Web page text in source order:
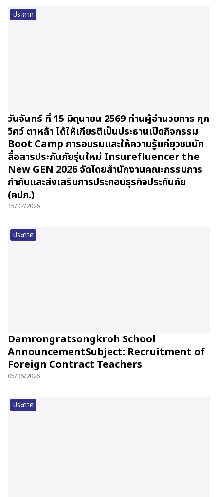
ประกาศ
วันจันทร์ ที่ 15 มิถุนายน 2569 ท่านผู้อำนวยการ ศุภ
วิศว์ ตาหล้า ได้ให้เกียรติเป็นประธานเปิดกิจกรรม
Boot Camp การอบรมและให้ความรู้แก่ยุวชนนัก
สื่อสารประกันภัยรุ่นใหม่ Insurefluencer the
New GEN 2026 จัดโดยสำนักงานคณะกรรมการ
กำกับและส่งเสริมการประกอบธุรกิจประกันภัย
(คปภ.)
15/07/2026
ประกาศ
Damrongratsongkroh School
AnnouncementSubject: Recruitment of
Foreign Contract Teachers
05/06/2026
ประกาศ